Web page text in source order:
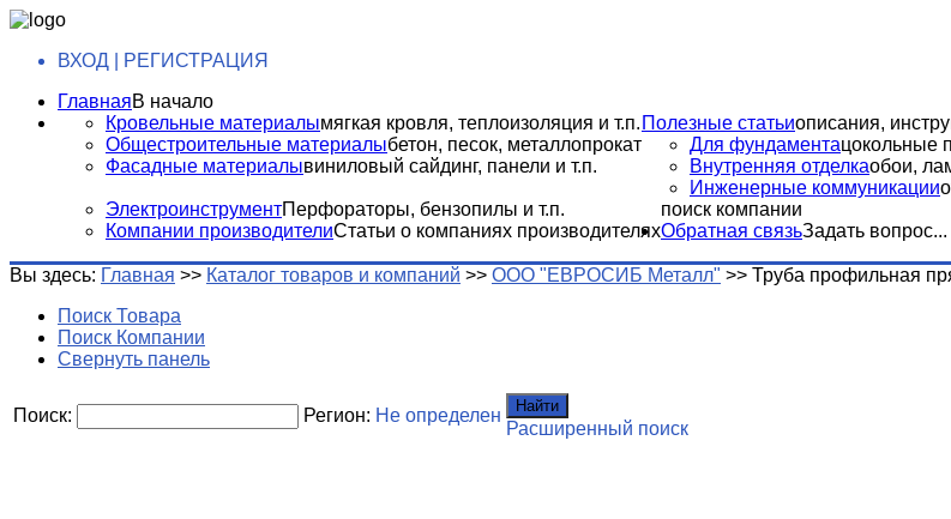
ВХОД | РЕГИСТРАЦИЯ
ГлавнаяВ начало
Полезные статьиописания,
Кровельные материалымягкая кровля, теплоизоляция и т.п.
Общестроительные материалыбетон, песок, металлопрокат
Фасадные материалывиниловый сайдинг, панели и т.п.
Для фундаментацокольные
Внутренняя отделкаобои,
Инженерные коммуникации
ЭлектроинструментПерфораторы, бензопилы и т.п.
Компании производителиСтатьи о компаниях производителях
поиск компании
Обратная связьЗадать вопрос...
Вы здесь: Главная >> Каталог товаров и компаний >> ООО "ЕВРОСИБ Металл" >> Труба профильная
Поиск Товара
Поиск Компании
Свернуть панель
Поиск: Регион: Не определен Найти
Расширенный поиск